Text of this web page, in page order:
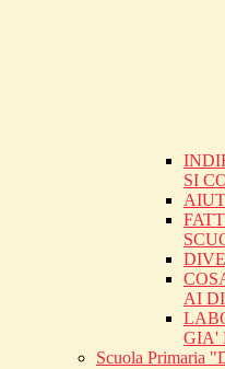
SI
AI
GIA'
Scuola Primaria